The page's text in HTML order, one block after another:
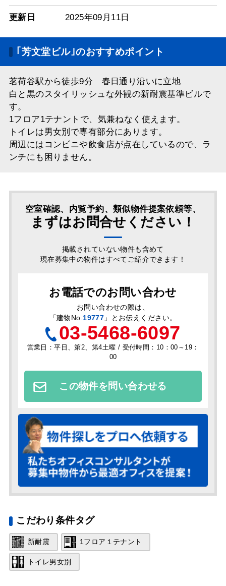
更新日 2025年09月11日
｢芳文堂ビル｣のおすすめポイント
茗荷谷駅から徒歩9分 春日通り沿いに立地
白と黒のスタイリッシュな外観の新耐震基準ビルで
す。
1フロア1テナントで、気兼ねなく使えます。
トイレは男女別で専有部分にあります。
周辺にはコンビニや飲食店が点在しているので、ラ
ンチにも困りません。
空室確認、内覧予約、類似物件提案依頼等、
まずはお問合せください！
掲載されていない物件も含めて
現在募集中の物件はすべてご紹介できます！
お電話でのお問い合わせ
お問い合わせの際は、
「建物No. 19777 」とお伝えください。
03-5468-6097
営業日：平日、第2、第4土曜 / 受付時間：10：00～19：
00
この物件を問い合わせる
こだわり条件タグ
新耐震 1フロア１テナント
トイレ男女別